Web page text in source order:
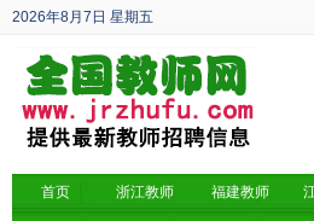
2026年8月7日 星期五
丙午年 六月廿五
首页 浙江教师 福建教师